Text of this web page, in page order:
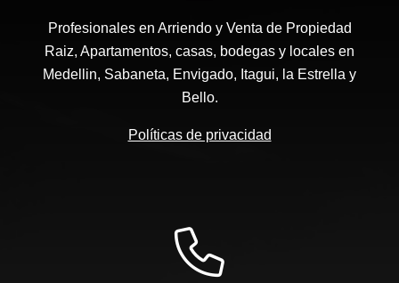
Profesionales en Arriendo y Venta de Propiedad
Raiz, Apartamentos, casas, bodegas y locales en
Medellin, Sabaneta, Envigado, Itagui, la Estrella y
Bello.
Políticas de privacidad